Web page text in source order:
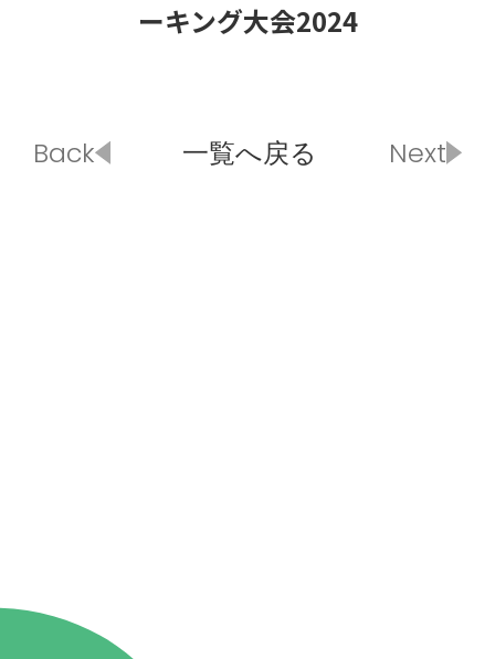
ーキング大会2024
Back 一覧へ戻る Next